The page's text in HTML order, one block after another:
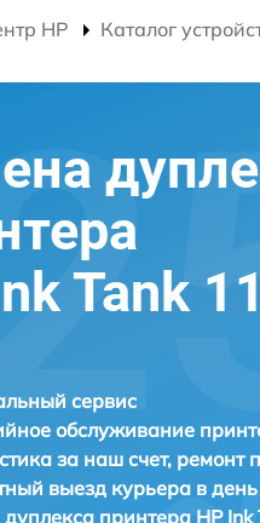
HP Каталог
Tank
сервис
обслуживание
за наш счет, ремонт
выезд курьера в
принтера HP